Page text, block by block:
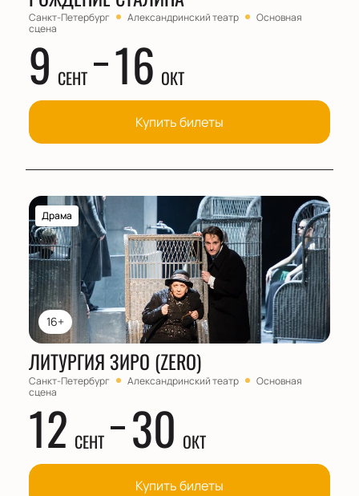
Санкт-Петербург Александринский театр
Основная
сцена
9 СЕНТ 16 ОКТ
Купить билеты
16+
Драма
ЛИТУРГИЯ ЗИРО (ZERO)
Санкт-Петербург Александринский театр
Основная
сцена
12 СЕНТ 30 ОКТ
Купить билеты